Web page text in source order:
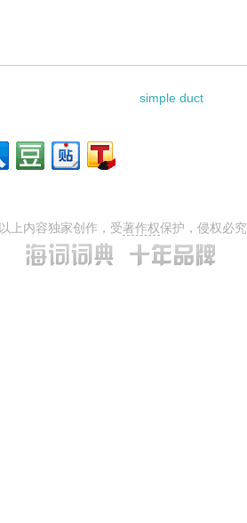
simple duct
以上内容独家创作，受著作权保护，侵权必究